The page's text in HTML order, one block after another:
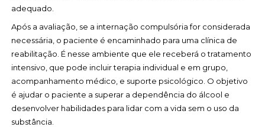
adequado.
Após a avaliação, se a internação compulsória for considerada
necessária, o paciente é encaminhado para uma clínica de
reabilitação. É nesse ambiente que ele receberá o tratamento
intensivo, que pode incluir terapia individual e em grupo,
acompanhamento médico, e suporte psicológico. O objetivo
é ajudar o paciente a superar a dependência do álcool e
desenvolver habilidades para lidar com a vida sem o uso da
substância.